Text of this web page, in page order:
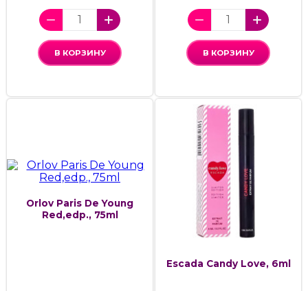
В КОРЗИНУ В КОРЗИНУ
Orlov Paris De Young
Red,edp., 75ml
Escada Candy Love, 6ml